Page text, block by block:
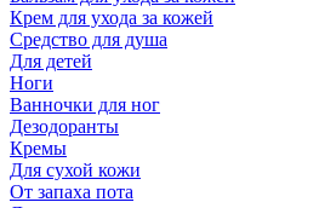
Крем для ухода за кожей
Средство для душа
Для детей
Ноги
Ванночки для ног
Дезодоранты
Кремы
Для сухой кожи
От запаха пота